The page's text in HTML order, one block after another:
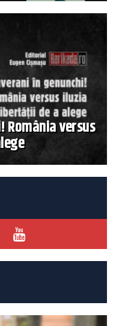
România versus